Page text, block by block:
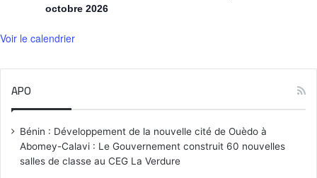
octobre 2026
Voir le calendrier
APO
Bénin : Développement de la nouvelle cité de Ouèdo à
Abomey-Calavi : Le Gouvernement construit 60 nouvelles
salles de classe au CEG La Verdure